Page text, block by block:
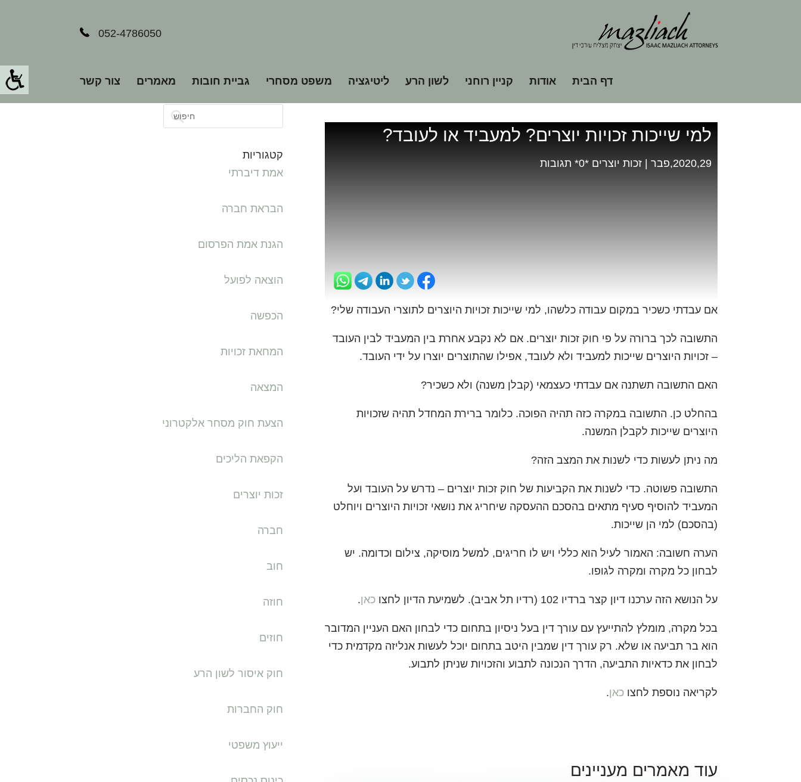
052-4786050
דף הבית אודות קניין רוחני לשון הרע ליטיגציה משפט מסחרי גביית חובות מאמרים צור קשר מאמרים > זכות יוצרים >
למי שייכות זכויות יוצרים? למעביד או לעובד?
2020,29,פבר זכות יוצרים ‏*0* תגובות
אם עבדתי כשכיר במקום עבודה כלשהו, למי שייכות זכויות היוצרים לתוצרי העבודה שלי?
התשובה לכך ברורה על פי חוק זכות יוצרים. אם לא נקבע אחרת בין המעביד לבין העובד
– זכויות היוצרים שייכות למעביד ולא לעובד, אפילו שהתוצרים יוצרו על ידי העובד.
האם התשובה תשתנה אם עבדתי כעצמאי (קבלן משנה) ולא כשכיר?
בהחלט כן. התשובה במקרה כזה תהיה הפוכה. כלומר ברירת המחדל תהיה שזכויות
היוצרים שייכות לקבלן המשנה.
מה ניתן לעשות כדי לשנות את המצב הזה?
התשובה פשוטה. כדי לשנות את הקביעות של חוק זכות יוצרים – נדרש על העובד ועל
המעביד להוסיף סעיף מתאים בהסכם ההעסקה שיחריג את נושאי זכויות היוצרים ויוחלט
(בהסכם) למי הן שייכות.
הערה חשובה: האמור לעיל הוא כללי ויש לו חריגים, למשל מוסיקה, צילום וכדומה. יש
לבחון כל מקרה ומקרה לגופו.
על הנושא הזה ערכנו דיון קצר ברדיו 102 (רדיו תל אביב). לשמיעת הדיון לחצו כאן.
בכל מקרה, מומלץ להתייעץ עם עורך דין בעל ניסיון בתחום כדי לבחון האם העניין המדובר
הוא בר תביעה או שלא. רק עורך דין שמבין היטב בתחום יוכל לעשות אנליזה מקדמית כדי
לבחון את כדאיות התביעה, הדרך הנכונה לתבוע והזכויות שניתן לתבוע.
לקריאה נוספת לחצו כאן.
עוד מאמרים מעניינים
קטגוריות
אמת דיברתי
הבראת חברה
הגנת אמת הפרסום
הוצאה לפועל
הכפשה
המחאת זכויות
המצאה
הצעת חוק מסחר אלקטרוני
הקפאת הליכים
זכות יוצרים
חברה
חוב
חוזה
חוזים
חוק איסור לשון הרע
חוק החברות
ייעוץ משפטי